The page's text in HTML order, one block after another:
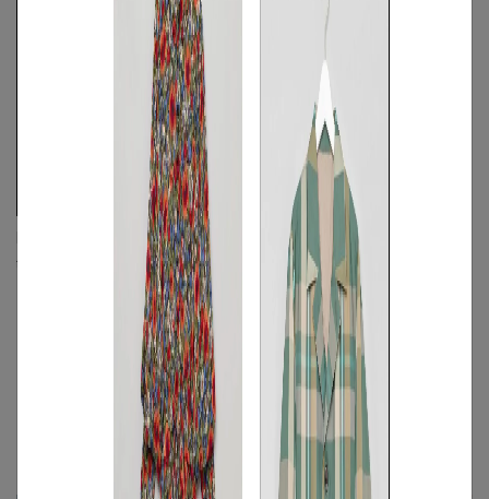
fragment designコラボミディトートバ
関連記事